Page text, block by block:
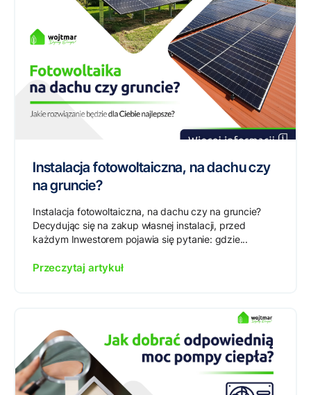
Instalacja fotowoltaiczna, na dachu czy
na gruncie?
Instalacja fotowoltaiczna, na dachu czy na gruncie?
Decydując się na zakup własnej instalacji, przed
każdym Inwestorem pojawia się pytanie: gdzie...
Przeczytaj artykuł